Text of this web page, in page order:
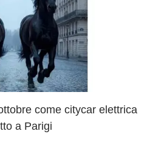
come citycar elettrica
a Parigi